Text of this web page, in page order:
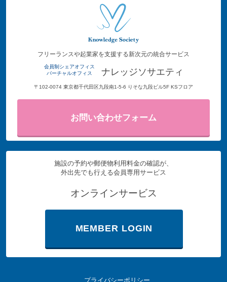
フリーランスや起業家を支援する新次元の統合サービス
会員制シェアオフィス
バーチャルオフィス
ナレッジソサエティ
〒102-0074 東京都千代田区九段南1-5-6 りそな九段ビル5F KSフロア
お問い合わせフォーム
施設の予約や郵便物利用料金の確認が、
外出先でも行える会員専用サービス
オンラインサービス
MEMBER LOGIN
プライバシーポリシー